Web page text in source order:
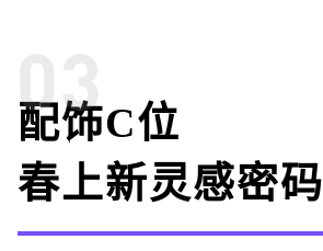
配饰C位
春上新灵感密码